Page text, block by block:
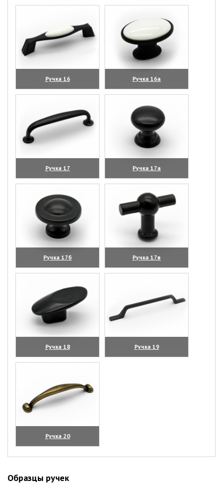
(увеличить)
(увеличить)
Ручка 16
(увеличить)
Ручка 16а
(увеличить)
Ручка 17
(увеличить)
Ручка 17а
(увеличить)
Ручка 17б
(увеличить)
Ручка 17в
(увеличить)
Ручка 18
(увеличить)
Ручка 19
(увеличить)
Ручка 20
(увеличить)
Образцы ручек